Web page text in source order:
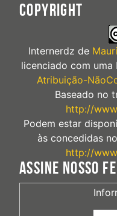
COPYRIGHT
Internerdz de
licenciado com uma
Atribuição-
Baseado no
http://
Podem estar
às concedidas
http://
ASSINE NOSSO